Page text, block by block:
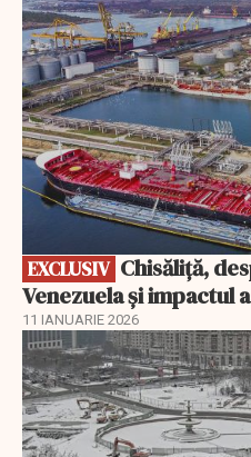
EXCLUSIV
Venezuela și impactul
11 IANUARIE 2026